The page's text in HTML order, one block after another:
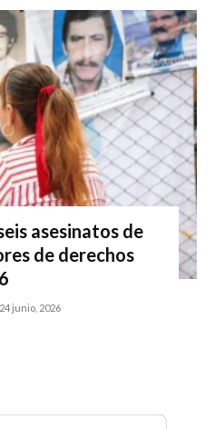
asesinatos de
de derechos
24 junio, 2026